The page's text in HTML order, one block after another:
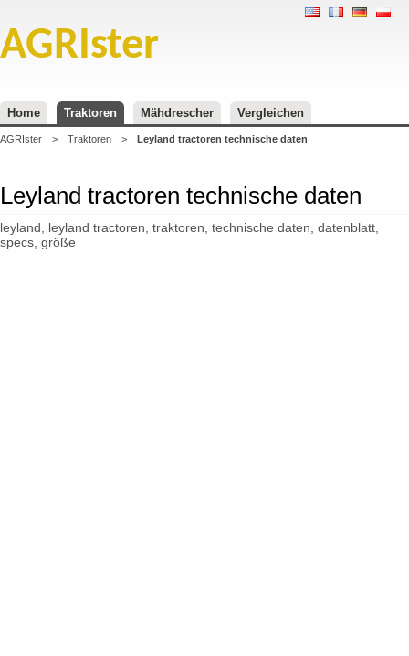
AGRIster
Home Traktoren Mähdrescher Vergleichen
AGRIster > Traktoren > Leyland tractoren technische daten
Leyland tractoren technische daten
leyland, leyland tractoren, traktoren, technische daten, datenblatt,
specs, größe